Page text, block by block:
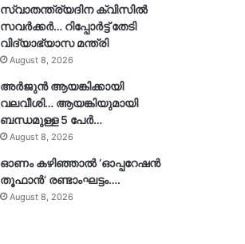
സ്വാതന്ത്ര്യദിന ക്വിസിൽ
സവർക്കർ… റിപ്പോർട്ട് തേടി
വിദ്യാഭ്യാസ മന്ത്രി
August 8, 2026
അർജുൻ ആയങ്കിക്കായി
വലവീശി… ആയങ്കിയുമായി
ബന്ധമുള്ള 5 പേർ…
August 8, 2026
ഓണം കഴിഞ്ഞാൽ ‘ഓപ്പറേഷൻ
തൂഫാൻ’ രണ്ടാംഘട്ടം….
August 8, 2026